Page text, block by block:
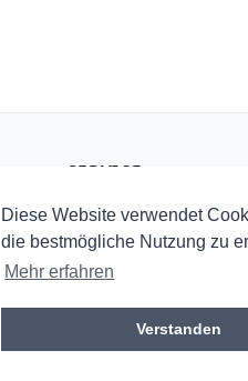
Diese Website verwendet
die bestmögliche Nutzung zu
Mehr erfahren
Verstanden
SERVICE
Startseite
RSS